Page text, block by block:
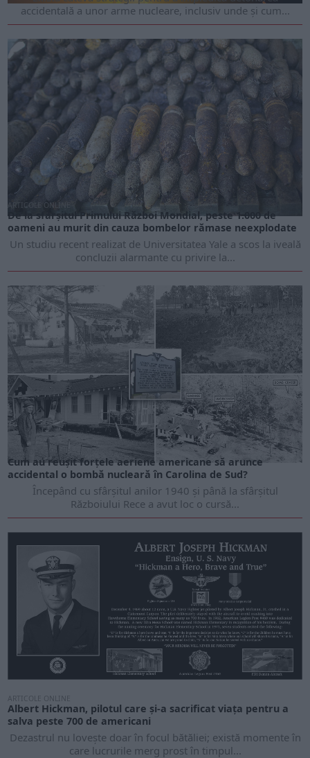
accidentală a unor arme nucleare, inclusiv unde și cum...
ARTICOLE ONLINE
De la sfârșitul Primului Război Mondial, peste 1.000 de
oameni au murit din cauza bombelor rămase neexplodate
Un studiu recent realizat de Universitatea Yale a scos la iveală
concluzii alarmante cu privire la...
ARTICOLE ONLINE
Cum au reușit forțele aeriene americane să arunce
accidental o bombă nucleară în Carolina de Sud?
Începând cu sfârșitul anilor 1940 și până la sfârșitul
Războiului Rece a avut loc o cursă...
ARTICOLE ONLINE
Albert Hickman, pilotul care și-a sacrificat viața pentru a
salva peste 700 de americani
Dezastrul nu lovește doar în focul bătăliei; există momente în
care lucrurile merg prost în timpul...